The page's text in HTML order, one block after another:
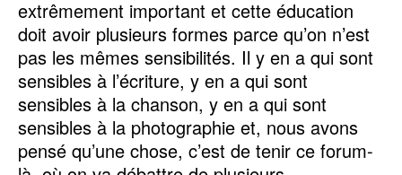
extrêmement important et cette éducation
doit avoir plusieurs formes parce qu’on n’est
pas les mêmes sensibilités. Il y en a qui sont
sensibles à l’écriture, y en a qui sont
sensibles à la chanson, y en a qui sont
sensibles à la photographie et, nous avons
pensé qu’une chose, c’est de tenir ce forum-